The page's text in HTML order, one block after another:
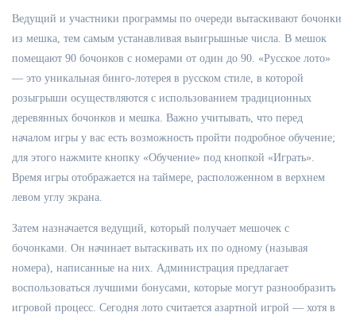
Ведущий и участники программы по очереди вытаскивают бочонки
из мешка, тем самым устанавливая выигрышные числа. В мешок
помещают 90 бочонков с номерами от один до 90. «Русское лото»
— это уникальная бинго-лотерея в русском стиле, в которой
розыгрыши осуществляются с использованием традиционных
деревянных бочонков и мешка. Важно учитывать, что перед
началом игры у вас есть возможность пройти подробное обучение;
для этого нажмите кнопку «Обучение» под кнопкой «Играть».
Время игры отображается на таймере, расположенном в верхнем
левом углу экрана.
Затем назначается ведущий, который получает мешочек с
бочонками. Он начинает вытаскивать их по одному (называя
номера), написанные на них. Администрация предлагает
воспользоваться лучшими бонусами, которые могут разнообразить
игровой процесс. Сегодня лото считается азартной игрой — хотя в